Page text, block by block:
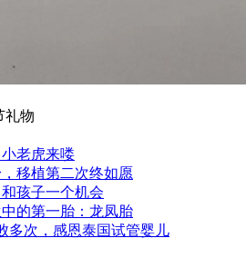
礼物
老虎来喽
移植第二次终如愿
孩子一个机会
的第一胎：龙凤胎
多次，感恩泰国试管婴儿